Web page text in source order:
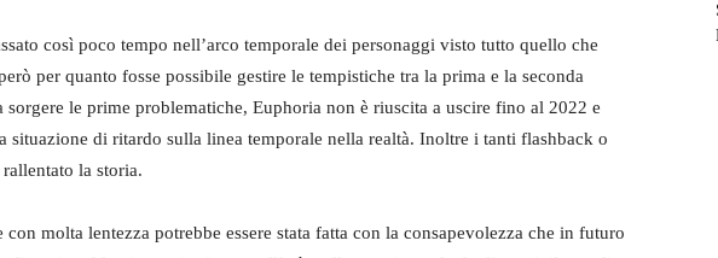
così poco tempo nell’arco temporale dei personaggi visto tutto quello che
per quanto fosse possibile gestire le tempistiche tra la prima e la seconda
sorgere le prime problematiche, Euphoria non è riuscita a uscire fino al 2022 e
situazione di ritardo sulla linea temporale nella realtà. Inoltre i tanti flashback o
la storia.
con molta lentezza potrebbe essere stata fatta con la consapevolezza che in futuro